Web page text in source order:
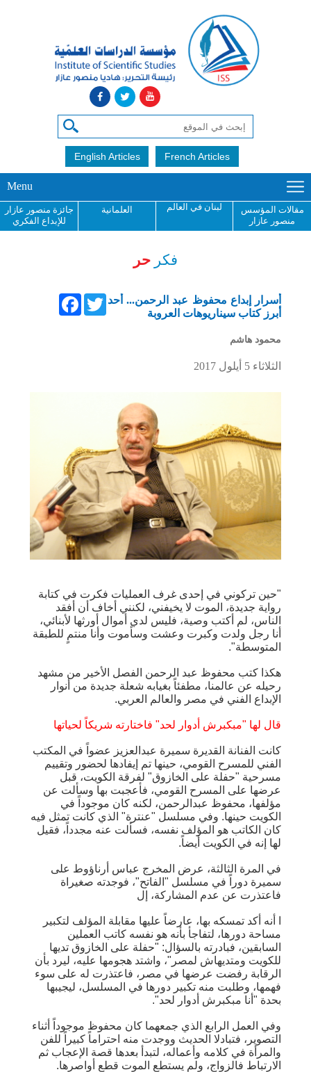
English Articles French Articles
Menu
مقالات المؤسس
منصور عازار
لبنان في العالم العلمانية
جائزة منصور عازار
للإبداع الفكري
فكر حر
FacebookTwitter أسرار إبداع محفوظ عبد الرحمن... أحد
أبرز كتاب سيناريوهات العروبة
محمود هاشم
الثلاثاء 5 أيلول 2017
"حين تركوني في إحدى غرف العمليات فكرت في كتابة
رواية جديدة، الموت لا يخيفني، لكنني أخاف أن أفقد
الناس، لم أكتب وصية، فليس لدي أموال أورثها لأبنائي،
أنا رجل ولدت وكبرت وعشت وسأموت وأنا منتمٍ للطبقة
المتوسطة".
هكذا كتب محفوظ عبد الرحمن الفصل الأخير من مشهد
رحيله عن عالمنا، مطفئاً بغيابه شعلة جديدة من أنوار
الإبداع الفني في مصر والعالم العربي.
قال لها "مبكبرش أدوار لحد" فاختارته شريكاً لحياتها
كانت الفنانة القديرة سميرة عبدالعزيز عضواً في المكتب
الفني للمسرح القومي، حينها تم إيفادها لحضور وتقييم
مسرحية "حفلة على الخازوق" لفرقة الكويت، قبل
عرضها على المسرح القومي، فأعجبت بها وسألت عن
مؤلفها، محفوظ عبدالرحمن، لكنه كان موجوداً في
الكويت حينها. وفي مسلسل "عنترة" الذي كانت تمثل فيه
كان الكاتب هو المؤلف نفسه، فسألت عنه مجدداً، فقيل
لها إنه في الكويت أيضاً.
في المرة الثالثة، عرض المخرج عباس أرناؤوط على
سميرة دوراً في مسلسل "الفاتح"، فوجدته صغيراة
فاعتذرت عن عدم المشاركة، إل
ا أنه أكد تمسكه بها، عارضاً عليها مقابلة المؤلف لتكبير
مساحة دورها، لتفاجأ بأنه هو نفسه كاتب العملين
السابقين، فبادرته بالسؤال: "حفلة على الخازوق تديها
للكويت ومتديهاش لمصر"، واشتد هجومها عليه، ليرد بأن
الرقابة رفضت عرضها في مصر، فاعتذرت له على سوء
فهمها، وطلبت منه تكبير دورها في المسلسل، ليجيبها
بحدة "أنا مبكبرش أدوار لحد".
وفي العمل الرابع الذي جمعهما كان محفوظ موجوداً أثناء
التصوير، فتبادلا الحديث ووجدت منه احتراماً كبيراً للفن
والمرأة في كلامه وأعماله، لتبدأ بعدها قصة الإعجاب ثم
الارتباط فالزواج، ولم يستطع الموت قطع أواصرها.